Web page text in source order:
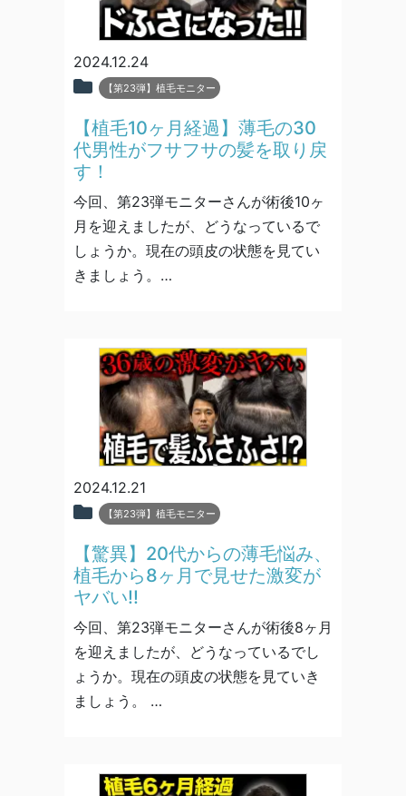
2024.12.24
【第23弾】植毛モニター
【植毛10ヶ月経過】薄毛の30
代男性がフサフサの髪を取り戻
す！
今回、第23弾モニターさんが術後10ヶ
月を迎えましたが、どうなっているで
しょうか。現在の頭皮の状態を見てい
きましょう。…
2024.12.21
【第23弾】植毛モニター
【驚異】20代からの薄毛悩み、
植毛から8ヶ月で見せた激変が
ヤバい!!
今回、第23弾モニターさんが術後8ヶ月
を迎えましたが、どうなっているでし
ょうか。現在の頭皮の状態を見ていき
ましょう。 …